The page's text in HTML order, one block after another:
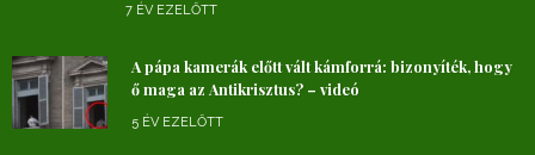
7 ÉV EZELŐTT
A pápa kamerák előtt vált kámforrá: bizonyíték, hogy
ő maga az Antikrisztus? – videó
5 ÉV EZELŐTT